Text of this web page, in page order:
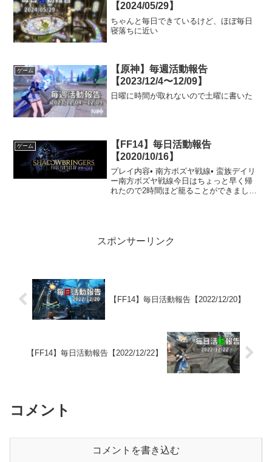
【2024/05/29】
ちゃんと毎日できているけど、ほぼ毎日
寝落ちに近い
ゲーム
【原神】毎週活動報告
【2023/12/4〜12/09】
日曜に時間が取れないので土曜に書いた
ゲーム
【FF14】毎日活動報告
【2020/10/16】
プレイ内容• 南方ボズヤ戦線• 蛮族デイリ
ー南方ボズヤ戦線今日はちょっと早く帰
れたので2時間ほど籠ることができまし
スポンサーリンク
【FF14】毎日活動報告【2022/12/20】
【FF14】毎日活動報告【2022/12/22】
コメント
コメントを書き込む